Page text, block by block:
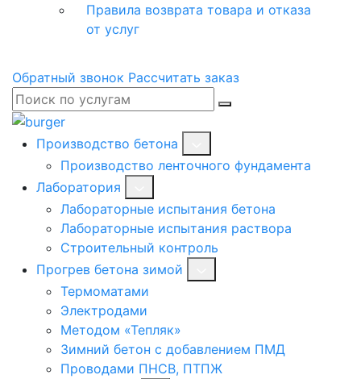
Правила возврата товара и отказа
от услуг
Обратный звонок Рассчитать заказ
Производство бетона
Производство ленточного фундамента
Лаборатория
Лабораторные испытания бетона
Лабораторные испытания раствора
Строительный контроль
Прогрев бетона зимой
Термоматами
Электродами
Методом «Тепляк»
Зимний бетон с добавлением ПМД
Проводами ПНСВ, ПТПЖ